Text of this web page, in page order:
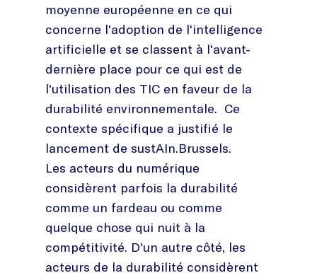
moyenne européenne en ce qui
concerne l'adoption de l'intelligence
artificielle et se classent à l'avant-
dernière place pour ce qui est de
l'utilisation des TIC en faveur de la
durabilité environnementale. Ce
contexte spécifique a justifié le
lancement de sustAIn.Brussels.
Les acteurs du numérique
considèrent parfois la durabilité
comme un fardeau ou comme
quelque chose qui nuit à la
compétitivité. D'un autre côté, les
acteurs de la durabilité considèrent